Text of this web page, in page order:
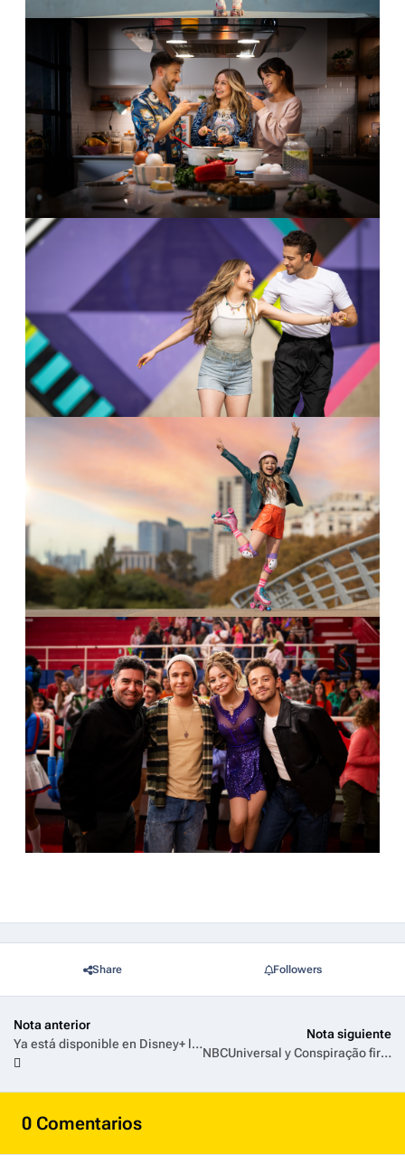
Share Followers
Nota anterior
Ya está disponible en Disney+ la serie documental Adolfo Cambiaso, en el Nombre del Polo
Nota siguiente
NBCUniversal y Conspiração firman una alianza para la realización de un documental inédito sobre Fernanda Montenegro, ícono del arte dramático en Brasil
0 Comentarios